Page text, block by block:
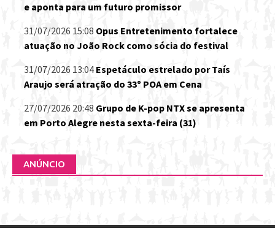
e aponta para um futuro promissor
31/07/2026 15:08 Opus Entretenimento fortalece
atuação no João Rock como sócia do festival
31/07/2026 13:04 Espetáculo estrelado por Taís
Araujo será atração do 33º POA em Cena
27/07/2026 20:48 Grupo de K-pop NTX se apresenta
em Porto Alegre nesta sexta-feira (31)
ANÚNCIO